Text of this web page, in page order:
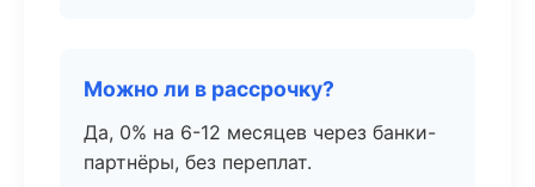
Можно ли в рассрочку?
Да, 0% на 6-12 месяцев через банки-
партнёры, без переплат.